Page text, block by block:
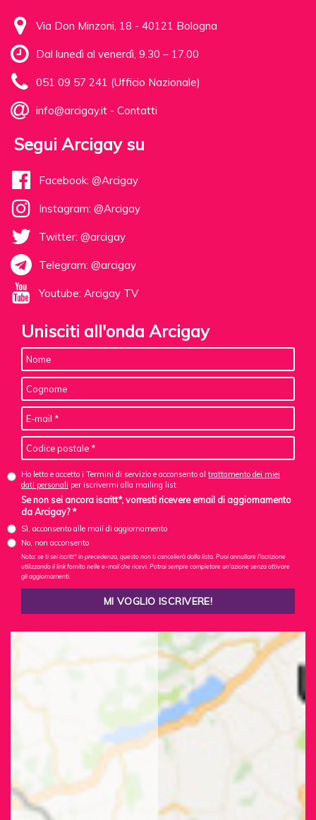
Via Don Minzoni, 18 - 40121 Bologna
Dal lunedì al venerdì, 9.30 – 17.00
051 09 57 241 (Ufficio Nazionale)
info@arcigay.it - Contatti
Segui Arcigay su
Facebook: @Arcigay
Instagram: @Arcigay
Twitter: @arcigay
Telegram: @arcigay
Youtube: Arcigay TV
Unisciti all'onda Arcigay
Ho letto e accetto i Termini di servizio e acconsento al trattamento dei miei
dati personali per iscrivermi alla mailing list
Se non sei ancora iscritt*, vorresti ricevere email di aggiornamento
da Arcigay? *
Sì, acconsento alle mail di aggiornamento
No, non acconsento
Nota: se ti sei iscritt* in precedenza, questo non ti cancellerà dalla lista. Puoi annullare l'iscrizione
utilizzando il link fornito nelle e-mail che ricevi. Potrai sempre completare un'azione senza attivare
gli aggiornamenti.